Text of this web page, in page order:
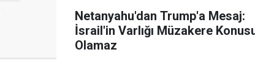
Netanyahu'dan Trump'a Mesaj:
İsrail'in Varlığı Müzakere
Olamaz